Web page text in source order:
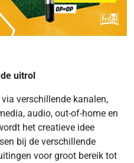
uitrol
verschillende kanalen,
audio, out-of-home en
het creatieve idee
bij de verschillende
voor groot bereik tot